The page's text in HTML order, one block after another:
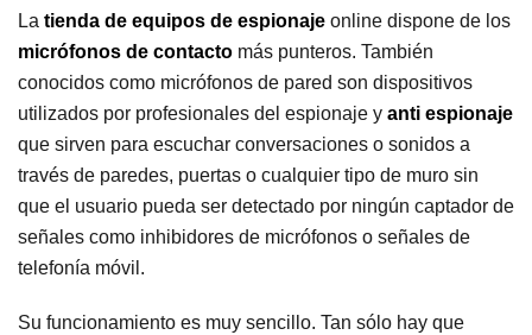
La tienda de equipos de espionaje online dispone de los
micrófonos de contacto más punteros. También
conocidos como micrófonos de pared son dispositivos
utilizados por profesionales del espionaje y anti espionaje
que sirven para escuchar conversaciones o sonidos a
través de paredes, puertas o cualquier tipo de muro sin
que el usuario pueda ser detectado por ningún captador de
señales como inhibidores de micrófonos o señales de
telefonía móvil.
Su funcionamiento es muy sencillo. Tan sólo hay que